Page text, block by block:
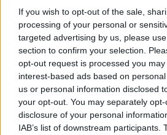
If you wish to opt-out of the sale,
processing of your personal or
targeted advertising by us, please
section to confirm your selection.
opt-out request is processed you
interest-based ads based on
us or personal information disclosed
your opt-out. You may separately
disclosure of your personal
IAB’s list of downstream participants.
alla radio o letta su un giornale
Non essere volgare o patetica con
specifiche e rassegnati al no.
Non cercare di somigliare alla
quarta senza chiedersi se alla
ricevere avance o apprezzamenti
Non assillare ne insistere e tanto
conversazioni su unico versante
mare e non guardare dalla stessa
Usa altri canali per trovare il